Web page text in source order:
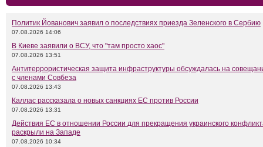
Политик Йованович заявил о последствиях приезда Зеленского в Сербию
07.08.2026 14:06
В Киеве заявили о ВСУ, что "там просто хаос"
07.08.2026 13:51
Антитеррористическая защита инфраструктуры обсуждалась на
с членами Совбеза
07.08.2026 13:43
Каллас рассказала о новых санкциях ЕС против России
07.08.2026 13:31
Действия ЕС в отношении России для прекращения украинского
раскрыли на Западе
07.08.2026 10:34